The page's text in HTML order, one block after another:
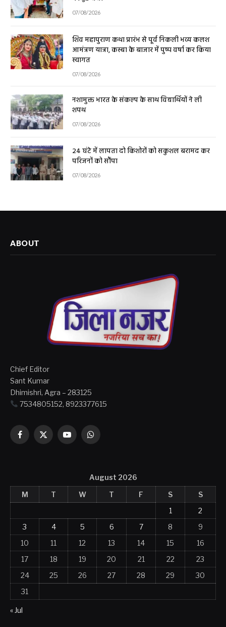
07/08/2026
शिव महापुराण कथा प्रारंभ से पूर्व निकली भव्य कलश
आमंत्रण यात्रा, कस्बा के बाजार में पुष्प वर्षा कर किया
स्वागत
07/08/2026
नशामुक्त भारत के संकल्प के साथ विद्यार्थियों ने ली
शपथ
07/08/2026
24 घंटे में लापता दो किशोरों को सकुशल बरामद कर
परिजनों को सौंपा
07/08/2026
ABOUT
Chief Editor
Sant Kumar
Dhimishri, Agra – 283125
7534805152, 8923377615
Facebook
X
YouTubeWhatsApp
August 2026
M
T W T F S
S
1
2
3
4 5 6 7 8
9
10
11 12 13 14 15
16
17
18 19 20 21 22
23
24
25 26 27 28 29
30
31
« Jul